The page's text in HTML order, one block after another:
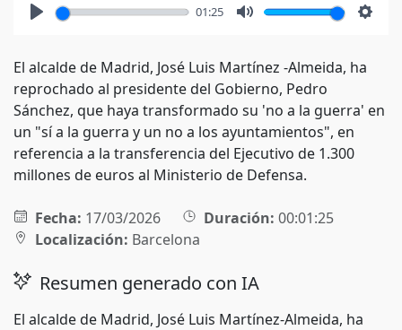
01:25
El alcalde de Madrid, José Luis Martínez -Almeida, ha
reprochado al presidente del Gobierno, Pedro
Sánchez, que haya transformado su 'no a la guerra' en
un "sí a la guerra y un no a los ayuntamientos", en
referencia a la transferencia del Ejecutivo de 1.300
millones de euros al Ministerio de Defensa.
Fecha: 17/03/2026 Duración: 00:01:25
Localización: Barcelona
Resumen generado con IA
El alcalde de Madrid, José Luis Martínez-Almeida, ha